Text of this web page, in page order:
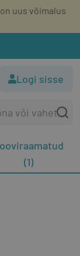
uus võimalus
Logi sisse
(1)